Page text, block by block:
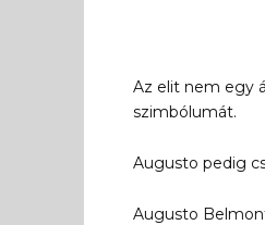
Az elit nem egy
szimbólumát.
Augusto pedig
Augusto